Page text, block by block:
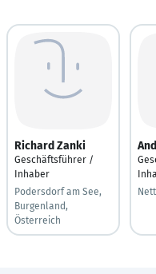
Richard Zanki
Geschäftsführer /
Inhaber
Podersdorf am See,
Burgenland,
Österreich